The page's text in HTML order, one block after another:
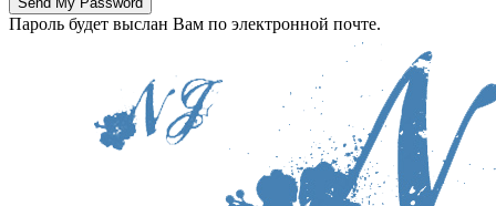
Пароль будет выслан Вам по электронной почте.